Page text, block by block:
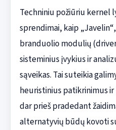
Techniniu požiūriu kernel
sprendimai, kaip
branduolio modulių
sisteminius įvykius ir
sąveikas. Tai suteikia
heuristinius patikrinimus
dar prieš pradedant
alternatyvių būdų kovoti